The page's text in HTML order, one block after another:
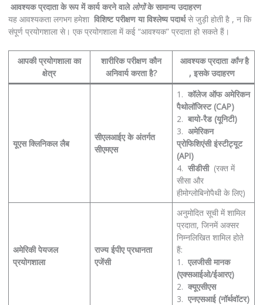
आवश्यक प्रदाता के रूप में कार्य करने वाले लोगोंके सामान्य उदाहरण
यह आवश्यकता लगभग हमेशा विशिष्ट परीक्षण या विश्लेष्य पदार्थसे जुड़ी होती है , न कि
संपूर्ण प्रयोगशाला से। एक प्रयोगशाला में कई “आवश्यक” प्रदाता हो सकते हैं।
आपकी प्रयोगशाला का
क्षेत्र
शारीरिक परीक्षण कौन
अनिवार्य करता है?
आवश्यक प्रदाता कौनहै
, इसके उदाहरण
यूएस क्लिनिकल लैब
सीएलआईए के अंतर्गत
सीएमएस
1. कॉलेज ऑफ अमेरिकन
पैथोलॉजिस्ट (CAP)
2. बायो-रैड (यूनिटी)
3. अमेरिकन
प्रोफिशिएंसी इंस्टीट्यूट
(API)
4. सीडीसी(रक्त में
सीसा और
हीमोग्लोबिनोपैथी के लिए)
अमेरिकी पेयजल
प्रयोगशाला
राज्य ईपीए प्रधानता
एजेंसी
अनुमोदित सूची में शामिल
प्रदाता, जिनमें अक्सर
निम्नलिखित शामिल होते
हैं:
1. एलजीसी मानक
(एक्सआईओ/ईआरए)
2. क्यूएसीएस
3. एनएसआई (नॉर्थवॉटर)